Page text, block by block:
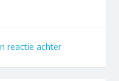
reactie achter